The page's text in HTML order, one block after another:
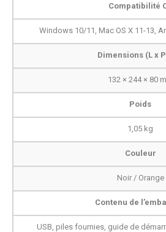
Compatibilité
Windows 10/11, Mac OS X 11-13,
Dimensions (L x
132 × 244 × 80
Poids
1,05 kg
Couleur
Noir / Orange
Contenu de
USB, piles fournies, guide de